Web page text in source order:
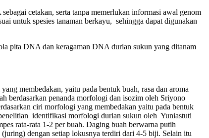
cetakan, serta tanpa memerlukan informasi awal genom
untuk spesies tanaman berkayu, sehingga dapat digunakan
pita DNA dan keragaman DNA durian sukun yang ditanam
membedakan, yaitu pada bentuk buah, rasa dan aroma
berdasarkan penanda morfologi dan isozim oleh Sriyono
ciri morfologi yang membedakan yaitu pada bentuk
identifikasi morfologi durian sukun oleh Yuniastuti
rata-rata 1-2 per buah. Daging buah berwarna putih
dengan setiap lokusnya terdiri dari 4-5 biji. Selain itu